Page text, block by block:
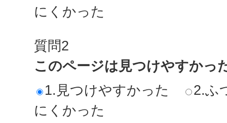
にくかった
質問2
このページは見つけやすかっ
1.見つけやすかった
2.ふ
にくかった